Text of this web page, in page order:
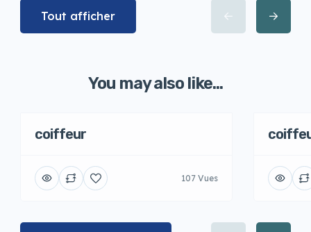
Tout afficher
You may also like...
coiffeur
107 Vues